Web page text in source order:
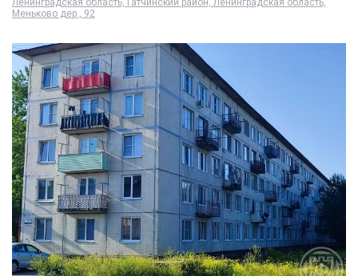
Ленинградская область, Гатчинский район, Ленинградская область,
Меньково дер., 92